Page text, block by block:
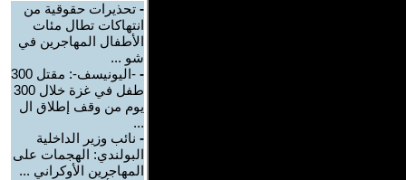
- تحذيرات حقوقية من
انتهاكات تطال مئات
الأطفال المهاجرين في
شو ...
-
-اليونيسف-: مقتل 300
طفل في غزة خلال 300
يوم من وقف إطلاق ال
...
- نائب وزير الداخلية
البولندي: الهجمات على
المهاجرين الأوكراني ...